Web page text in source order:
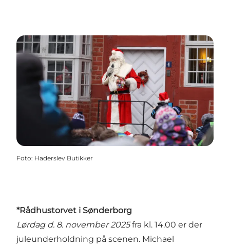
Foto: Haderslev Butikker
*Rådhustorvet i Sønderborg
Lørdag d. 8. november 2025fra kl. 14.00 er der
juleunderholdning på scenen. Michael